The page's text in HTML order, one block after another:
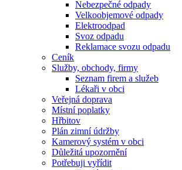
Nebezpečné odpady
Velkoobjemové odpady
Elektroodpad
Svoz odpadu
Reklamace svozu odpadu
Ceník
Služby, obchody, firmy
Seznam firem a služeb
Lékaři v obci
Veřejná doprava
Místní poplatky
Hřbitov
Plán zimní údržby
Kamerový systém v obci
Důležitá upozornění
Potřebuji vyřídit